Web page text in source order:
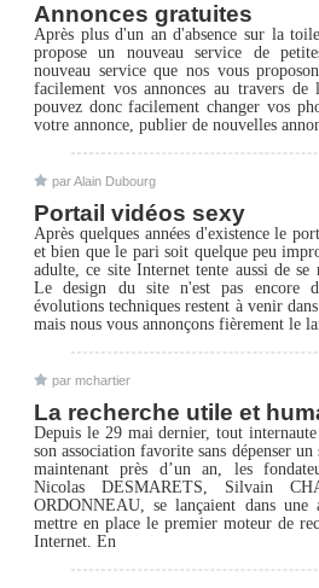
Annonces gratuites
Après plus d'un an d'absence sur la
propose un nouveau service de
nouveau service que nos vous
facilement vos annonces au travers
pouvez donc facilement changer vos
votre annonce, publier de nouvelles
par Alain Dubourg
Portail vidéos sexy
Après quelques années d'existence le
et bien que le pari soit quelque peu
adulte, ce site Internet tente aussi de
Le design du site n'est pas encore
évolutions techniques restent à venir
mais nous vous annonçons fièrement le
par mchartier
La recherche utile et
Depuis le 29 mai dernier, tout
son association favorite sans dépenser
maintenant près d’un an, les
Nicolas DESMARETS, Silvain
ORDONNEAU, se lançaient dans
mettre en place le premier moteur de
Internet. En